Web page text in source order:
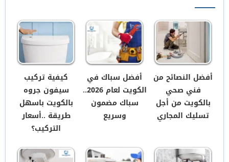
أفضل النصائح من
فني صحي
بالكويت من أجل
تسليك المجاري
أفضل سباك في
الكويت لعام 2026..
سباك مضمون
وسريع
كيفية تركيب
سيفون جروه
بالكويت باسهل
طريقة ..أسعار
التركيب؟